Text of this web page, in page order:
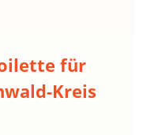
für
Kreis